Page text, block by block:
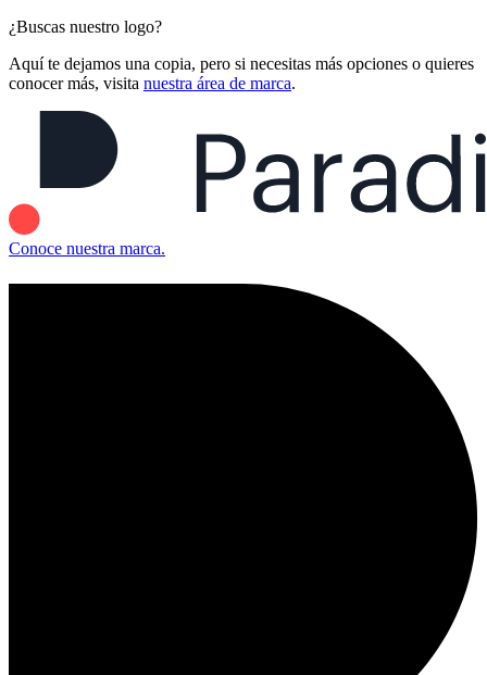
¿Buscas nuestro logo?
Aquí te dejamos una copia, pero si necesitas más opciones o quieres
conocer más, visita nuestra área de marca.
Conoce nuestra marca.